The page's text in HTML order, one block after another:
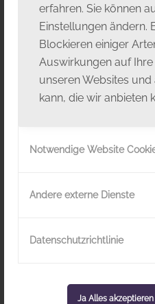
erfahren. Sie können
Einstellungen ändern.
Blockieren einiger
Auswirkungen auf
unseren Websites
kann, die wir anbieten
Notwendige Website
Andere externe Dienste
Datenschutzrichtlinie
Ja Alles akzeptieren
Celine Kreps